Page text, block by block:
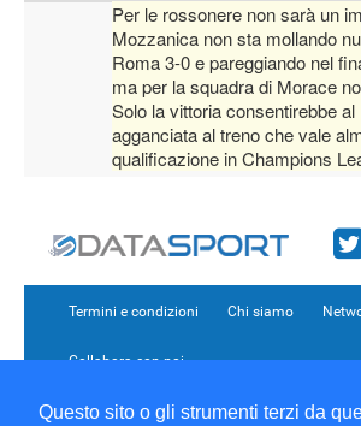
Questo sito o gli strumenti terzi da
Per le rossonere non sarà un
Mozzanica non sta mollando
Roma 3-0 e pareggiando nel
ma per la squadra di Morace
Solo la vittoria consentirebbe
agganciata al treno che vale
qualificazione in Champions
Termini e condizioni Chi siamo
Collabora con noi